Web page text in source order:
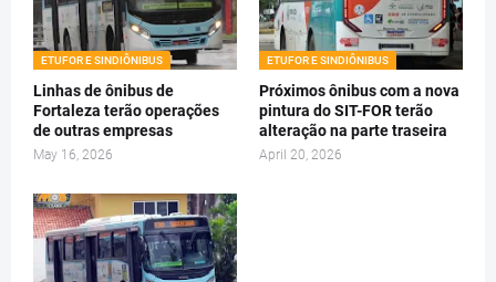
ETUFOR E SINDIÔNIBUS
Linhas de ônibus de
Fortaleza terão operações
de outras empresas
May 16, 2026
ETUFOR E SINDIÔNIBUS
Próximos ônibus com a nova
pintura do SIT-FOR terão
alteração na parte traseira
April 20, 2026